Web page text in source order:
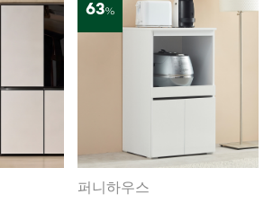
63%
퍼니하우스